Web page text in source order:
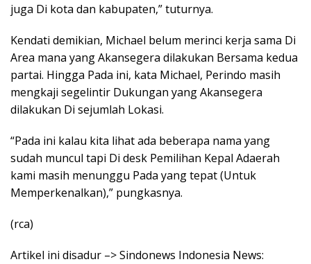
juga Di kota dan kabupaten,” tuturnya.
Kendati demikian, Michael belum merinci kerja sama Di
Area mana yang Akansegera dilakukan Bersama kedua
partai. Hingga Pada ini, kata Michael, Perindo masih
mengkaji segelintir Dukungan yang Akansegera
dilakukan Di sejumlah Lokasi.
“Pada ini kalau kita lihat ada beberapa nama yang
sudah muncul tapi Di desk Pemilihan Kepal Adaerah
kami masih menunggu Pada yang tepat (Untuk
Memperkenalkan),” pungkasnya.
(rca)
Artikel ini disadur –> Sindonews Indonesia News: